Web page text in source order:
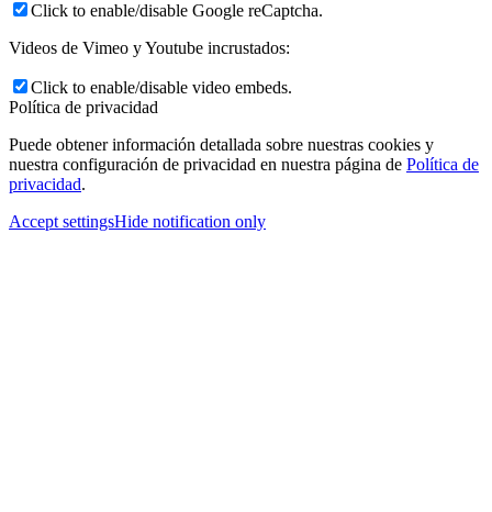
Click to enable/disable Google reCaptcha.
Videos de Vimeo y Youtube incrustados:
Click to enable/disable video embeds.
Política de privacidad
Puede obtener información detallada sobre nuestras cookies y
nuestra configuración de privacidad en nuestra página de Política de
privacidad.
Accept settingsHide notification only